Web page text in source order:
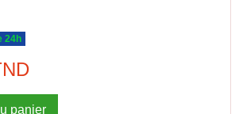
24h
panier